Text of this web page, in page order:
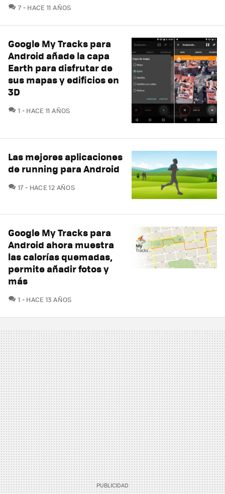
7COMENTARIOS
HACE 11 AÑOS
Google My Tracks para
Android añade la capa
Earth para disfrutar de
sus mapas y edificios en
3D
1 COMENTARIOS
HACE 11 AÑOS
Las mejores aplicaciones
de running para Android
17COMENTARIOS
HACE 12 AÑOS
Google My Tracks para
Android ahora muestra
las calorías quemadas,
permite añadir fotos y
más
1 COMENTARIOS
HACE 13 AÑOS